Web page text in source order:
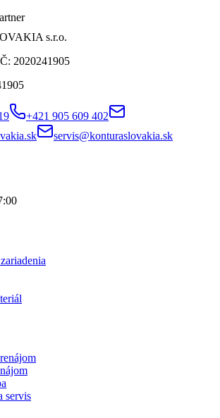
s.r.o.
2020241905
+421 905 609 402
servis@konturaslovakia.sk
servis